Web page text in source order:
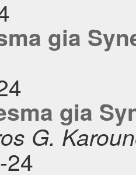
gia
gia
G.
24